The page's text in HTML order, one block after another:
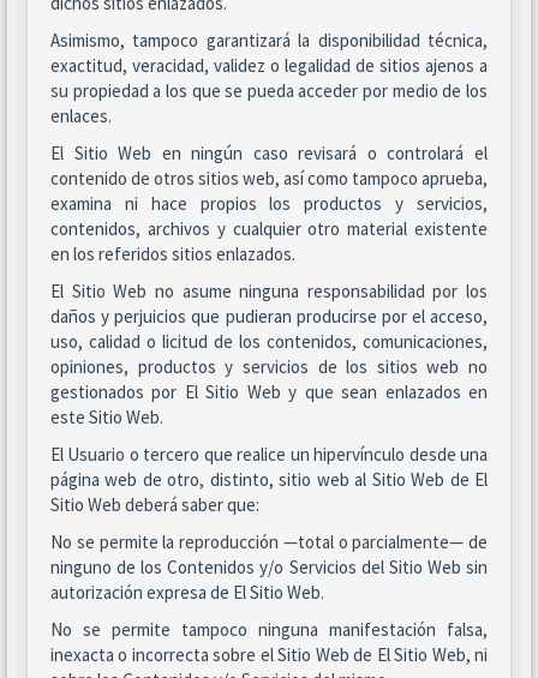
Asimismo, tampoco garantizará la disponibilidad técnica,
exactitud, veracidad, validez o legalidad de sitios ajenos a
su propiedad a los que se pueda acceder por medio de los
enlaces.
El Sitio Web en ningún caso revisará o controlará el
contenido de otros sitios web, así como tampoco aprueba,
examina ni hace propios los productos y servicios,
contenidos, archivos y cualquier otro material existente
en los referidos sitios enlazados.
El Sitio Web no asume ninguna responsabilidad por los
daños y perjuicios que pudieran producirse por el acceso,
uso, calidad o licitud de los contenidos, comunicaciones,
opiniones, productos y servicios de los sitios web no
gestionados por El Sitio Web y que sean enlazados en
este Sitio Web.
El Usuario o tercero que realice un hipervínculo desde una
página web de otro, distinto, sitio web al Sitio Web de El
Sitio Web deberá saber que:
No se permite la reproducción —total o parcialmente— de
ninguno de los Contenidos y/o Servicios del Sitio Web sin
autorización expresa de El Sitio Web.
No se permite tampoco ninguna manifestación falsa,
inexacta o incorrecta sobre el Sitio Web de El Sitio Web, ni